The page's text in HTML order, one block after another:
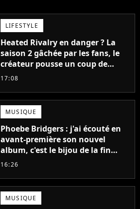
LIFESTYLE
Heated Rivalry en danger ? La
saison 2 gâchée par les fans, le
créateur pousse un coup de
gueule
17:08
MUSIQUE
Phoebe Bridgers : j'ai écouté en
avant-première son nouvel
album, c'est le bijou de la fin
d'été
16:26
MUSIQUE